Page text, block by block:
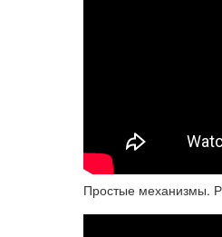
Простые механизмы.